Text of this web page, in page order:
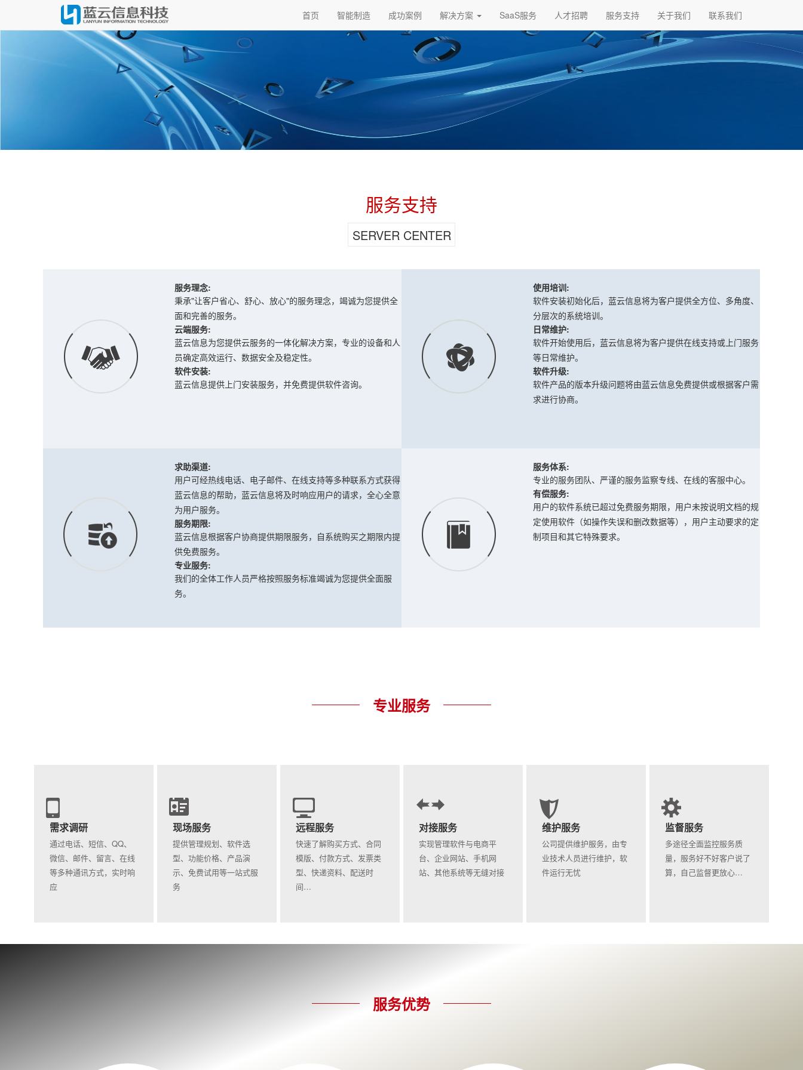
首页 智能制造 成功案例 解决方案 SaaS服务 人才招聘 服务支持 关于我们 联系我们
服务支持
SERVER CENTER
服务理念:
秉承"让客户省心、舒心、放心"的服务理念，竭诚为您提供全
面和完善的服务。
云端服务:
蓝云信息为您提供云服务的一体化解决方案，专业的设备和人
员确定高效运行、数据安全及稳定性。
软件安装:
蓝云信息提供上门安装服务，并免费提供软件咨询。
使用培训:
软件安装初始化后，蓝云信息将为客户提供全方位、多角度、
分层次的系统培训。
日常维护:
软件开始使用后，蓝云信息将为客户提供在线支持或上门服务
等日常维护。
软件升级:
软件产品的版本升级问题将由蓝云信息免费提供或根据客户需
求进行协商。
求助渠道:
用户可经热线电话、电子邮件、在线支持等多种联系方式获得
蓝云信息的帮助，蓝云信息将及时响应用户的请求，全心全意
为用户服务。
服务期限:
蓝云信息根据客户协商提供期限服务，自系统购买之期限内提
供免费服务。
专业服务:
我们的全体工作人员严格按照服务标准竭诚为您提供全面服
务。
服务体系:
专业的服务团队、严谨的服务监察专线、在线的客服中心。
有偿服务:
用户的软件系统已超过免费服务期限，用户未按说明文档的规
定使用软件（如操作失误和删改数据等），用户主动要求的定
制项目和其它特殊要求。
专业服务
需求调研
通过电话、短信、QQ、
微信、邮件、留言、在线
等多种通讯方式，实时响
应
现场服务
提供管理规划、软件选
型、功能价格、产品演
示、免费试用等一站式服
务
远程服务
快速了解购买方式、合同
模版、付款方式、发票类
型、快递资料、配送时
间…
对接服务
实现管理软件与电商平
台、企业网站、手机网
站、其他系统等无缝对接
维护服务
公司提供维护服务，由专
业技术人员进行维护，软
件运行无忧
监督服务
多途径全面监控服务质
量，服务好不好客户说了
算，自己监督更放心…
服务优势